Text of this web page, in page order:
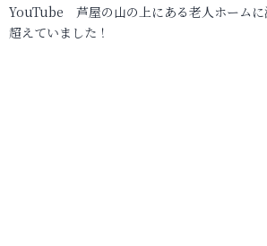
YouTube 芦屋の山の上にある老人ホームに
超えていました！